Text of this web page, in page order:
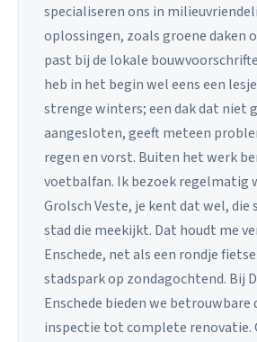
specialiseren ons in
oplossingen, zoals groene daken
past bij de lokale
heb in het begin wel eens een
strenge winters; een dak dat niet
aangesloten, geeft meteen
regen en vorst. Buiten het werk
voetbalfan. Ik bezoek regelmatig
Grolsch Veste, je kent dat wel, die
stad die meekijkt. Dat houdt me
Enschede, net als een rondje
stadspark op zondagochtend. Bij
Enschede bieden we betrouwbare
inspectie tot complete renovatie.